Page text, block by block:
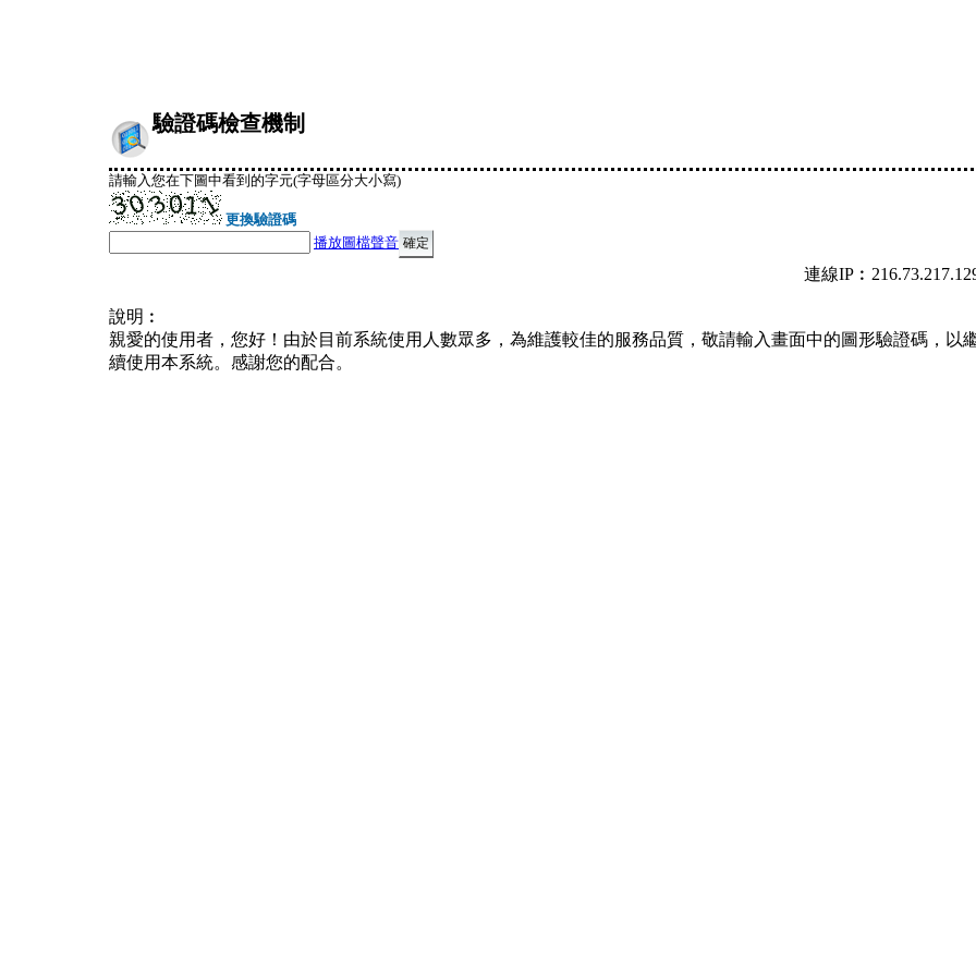
驗證碼檢查機制
請輸入您在下圖中看到的字元(字母區分大小寫)
更換驗證碼
播放圖檔聲音
連線
說明︰
親愛的使用者，您好！由於目前系統使用人數眾多，為維護較佳的服務品質，敬請輸入畫面中的圖形驗證碼，以
續使用本系統。感謝您的配合。